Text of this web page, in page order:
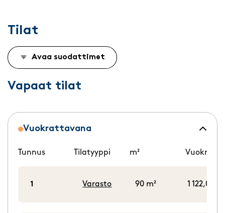
Tilat
Avaa suodattimet
Vapaat tilat
Vuokrattavana
Tunnus Tilatyyppi m² Vuokra/
1 Varasto 90 m² 1 122,00